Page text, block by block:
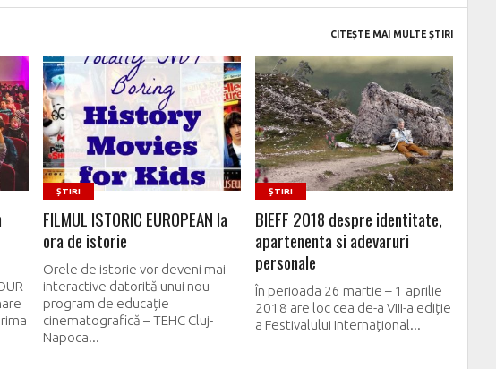
CITEȘTE MAI MULTE ȘTIRI
READ MORE
ȘTIRI
FILMUL ISTORIC EUROPEAN la
ora de istorie
Orele de istorie vor deveni mai
interactive datorită unui nou
program de educație
cinematografică – TEHC Cluj-
Napoca...
READ MORE
ȘTIRI
BIEFF 2018 despre identitate,
apartenenta si adevaruri
personale
În perioada 26 martie – 1 aprilie
2018 are loc cea de-a VIII-a ediție
a Festivalului Internațional...